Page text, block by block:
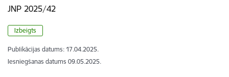
JNP 2025/42
Izbeigts
Publikācijas datums: 17.04.2025.
Iesniegšanas datums 09.05.2025.